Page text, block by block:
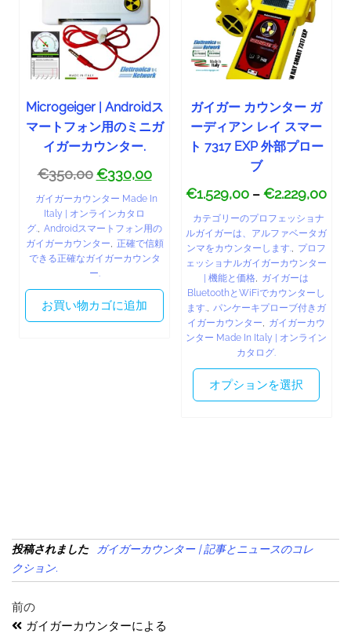
Microgeiger | Androidス
マートフォン用のミニガ
イガーカウンター.
€350,00 €330,00
ガイガーカウンター Made In
Italy | オンラインカタロ
グ., Androidスマートフォン用の
ガイガーカウンター, 正確で信頼
できる正確なガイガーカウンタ
ー.
お買い物カゴに追加
ガイガー カウンター ガ
ーディアン レイ スマー
ト 7317 EXP 外部プロー
ブ
€1.529,00 – €2.229,00
カテゴリーのプロフェッショナ
ルガイガーは、アルファベータガ
ンマをカウンターします., プロフ
ェッショナルガイガーカウンター
| 機能と価格, ガイガーは
BluetoothとWiFiでカウンターし
ます., パンケーキプローブ付きガ
イガーカウンター, ガイガーカウ
ンター Made In Italy | オンライン
カタログ.
オプションを選択
投稿されました
ガイガーカウンター | 記事とニュースのコレ
クション.
前の
ガイガーカウンターによる